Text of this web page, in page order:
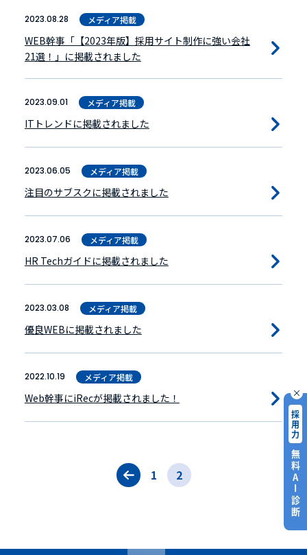
2023.08.28 メディア掲載
WEB幹事「【2023年版】採用サイト制作に強い会社
21選！」に掲載されました
2023.09.01 メディア掲載
ITトレンドに掲載されました
2023.06.05 メディア掲載
注目のサブスクに掲載されました
2023.07.06 メディア掲載
HR Techガイドに掲載されました
2023.03.08 メディア掲載
優良WEBに掲載されました
2022.10.19 メディア掲載
Web幹事にiRecが掲載されました！
1 2